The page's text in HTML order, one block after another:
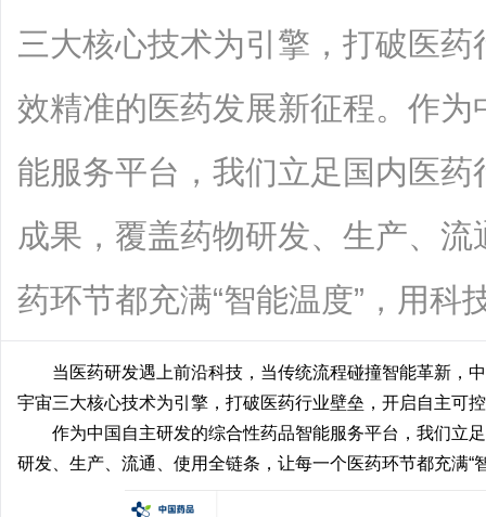
三大核心技术为引擎，打破医
效精准的医药发展新征程。作
能服务平台，我们立足国内医
成果，覆盖药物研发、生产、
药环节都充满“智能温度”，用科
当医药研发遇上前沿科技，当传统流程碰撞智能革新，
宇宙三大核心技术为引擎，打破医药行业壁垒，开启自主可
作为中国自主研发的综合性药品智能服务平台，我们立
研发、生产、流通、使用全链条，让每一个医药环节都充满“